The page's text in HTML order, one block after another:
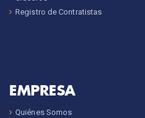
Registro de Contratistas
EMPRESA
Quiénes Somos